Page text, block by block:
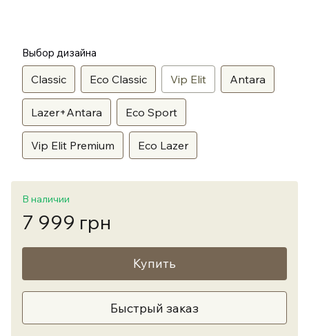
Выбор дизайна
Classic Eco Classic Vip Elit Antara
Lazer+Antara Eco Sport
Vip Elit Premium Eco Lazer
В наличии
7 999 грн
Купить
Быстрый заказ